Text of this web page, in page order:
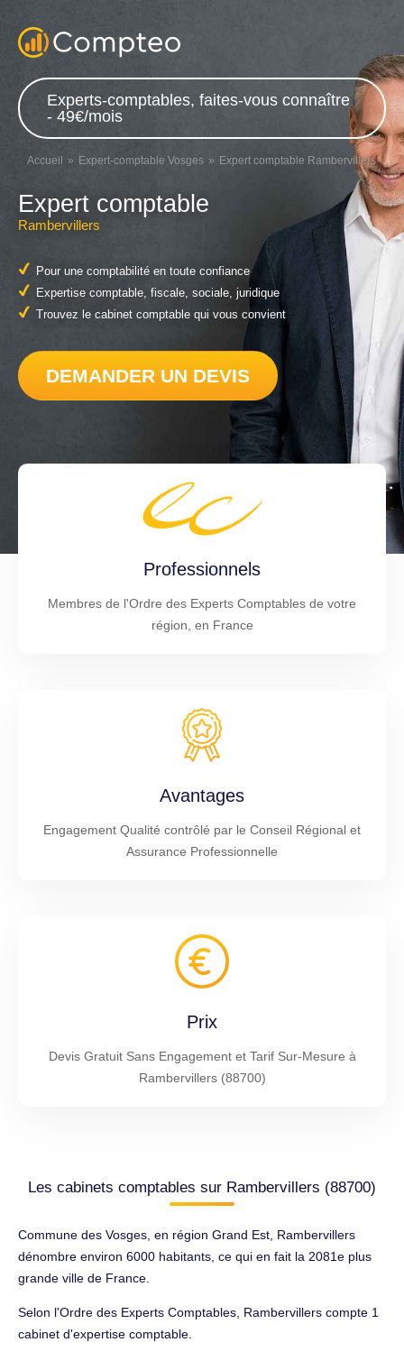
Experts-comptables, faites-vous connaître
- 49€/mois
Accueil Expert-comptable Vosges Expert comptable Rambervillers
Expert comptable
Rambervillers
Pour une comptabilité en toute confiance
Expertise comptable, fiscale, sociale, juridique
Trouvez le cabinet comptable qui vous convient
DEMANDER UN DEVIS
Professionnels
Membres de l'Ordre des Experts Comptables de votre
région, en France
Avantages
Engagement Qualité contrôlé par le Conseil Régional et
Assurance Professionnelle
Prix
Devis Gratuit Sans Engagement et Tarif Sur-Mesure à
Rambervillers (88700)
Les cabinets comptables sur Rambervillers (88700)
Commune des Vosges, en région Grand Est, Rambervillers
dénombre environ 6000 habitants, ce qui en fait la 2081e plus
grande ville de France.
Selon l'Ordre des Experts Comptables, Rambervillers compte 1
cabinet d'expertise comptable.